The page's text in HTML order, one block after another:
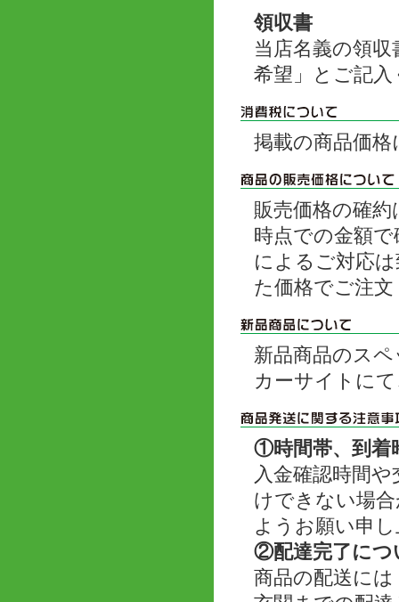
領収書
当店名義の領
希望」とご記
掲載の商品価
販売価格の確
時点での金額
によるご対応
た価格でご注
新品商品のス
カーサイトに
①時間帯、到着
入金確認時間
けできない場
ようお願い申
②配達完了につ
商品の配送に